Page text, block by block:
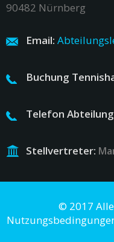
90482 Nürnberg
Email:
Buchung
Telefon
Stellvertreter:
© 2017